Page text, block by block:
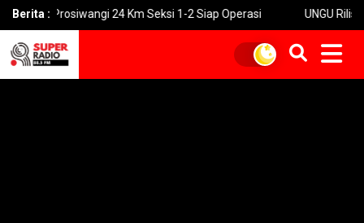
Berita :24 Km Seksi 1-2 Siap Operasi UNGU Rilis Video Musik